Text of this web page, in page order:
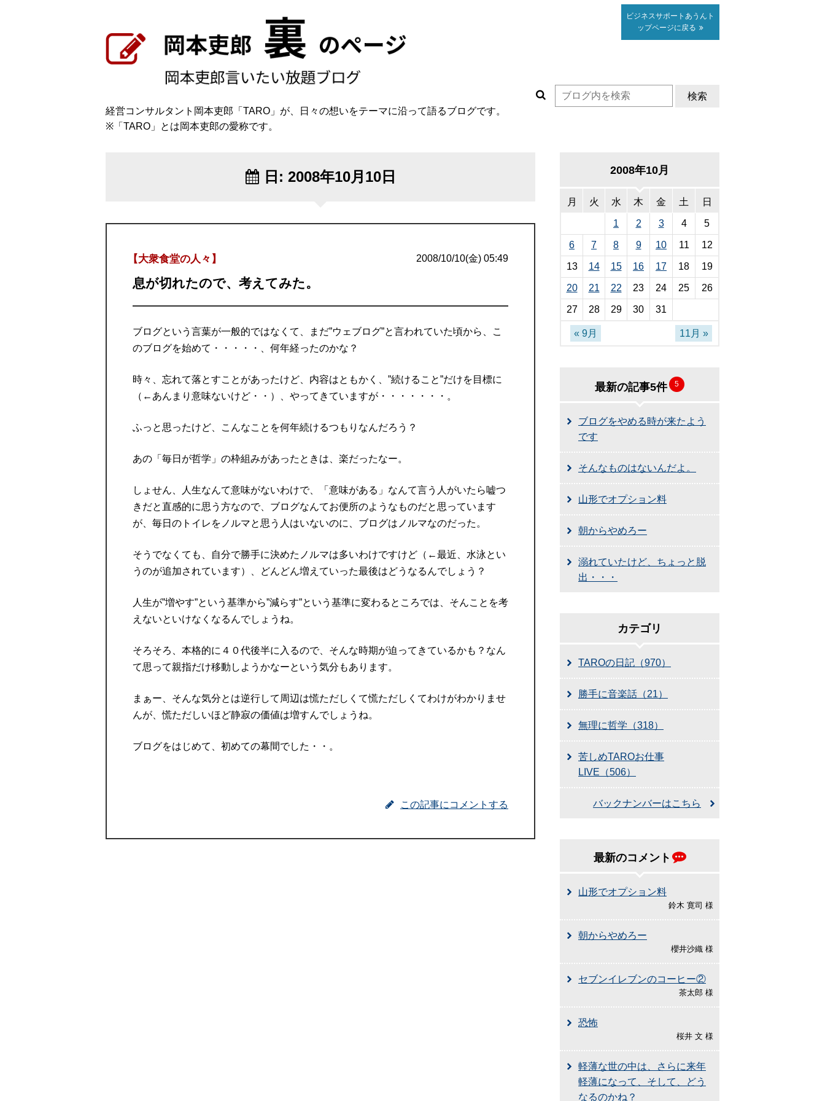
経営コンサルタント岡本吏郎「TARO」が、日々の想いをテーマに沿って語るブログです。
※「TARO」とは岡本吏郎の愛称です。
ビジネスサポート あうん ト
ップページに戻る
検索
日: 2008年10月10日
【大衆食堂の人々】 2008/10/10(金) 05:49
息が切れたので、考えてみた。
ブログという言葉が一般的ではなくて、まだ”ウェブログ”と言われていた頃から、こ
のブログを始めて・・・・・、何年経ったのかな？
時々、忘れて落とすことがあったけど、内容はともかく、”続けること”だけを目標に
（←あんまり意味ないけど・・）、やってきていますが・・・・・・・。
ふっと思ったけど、こんなことを何年続けるつもりなんだろう？
あの「毎日が哲学」の枠組みがあったときは、楽だったなー。
しょせん、人生なんて意味がないわけで、「意味がある」なんて言う人がいたら嘘つ
きだと直感的に思う方なので、ブログなんてお便所のようなものだと思っています
が、毎日のトイレをノルマと思う人はいないのに、ブログはノルマなのだった。
そうでなくても、自分で勝手に決めたノルマは多いわけですけど（←最近、水泳とい
うのが追加されています）、どんどん増えていった最後はどうなるんでしょう？
人生が”増やす”という基準から”減らす”という基準に変わるところでは、そんことを考
えないといけなくなるんでしょうね。
そろそろ、本格的に４０代後半に入るので、そんな時期が迫ってきているかも？なん
て思って親指だけ移動しようかなーという気分もあります。
まぁー、そんな気分とは逆行して周辺は慌ただしくて慌ただしくてわけがわかりませ
んが、慌ただしいほど静寂の価値は増すんでしょうね。
ブログをはじめて、初めての幕間でした・・。
この記事にコメントする
2008年10月
月 火 水 木 金 土 日
1 2 3 4 5
6 7 8 9 10 11 12
13 14 15 16 17 18 19
20 21 22 23 24 25 26
27 28 29 30 31
« 9月 11月 »
最新の記事5件 5
ブログをやめる時が来たよう
です
そんなものはないんだよ。
山形でオプション料
朝からやめろー
溺れていたけど、ちょっと脱
出・・・
カテゴリ
TAROの日記（970）
勝手に音楽話（21）
無理に哲学（318）
苦しめTAROお仕事
LIVE（506）
バックナンバーはこちら
最新のコメント
山形でオプション料
鈴木 寛司 様
朝からやめろー
櫻井沙織 様
セブンイレブンのコーヒー②
茶太郎 様
恐怖
桜井 文 様
軽薄な世の中は、さらに来年
軽薄になって、そして、どう
なるのかね？